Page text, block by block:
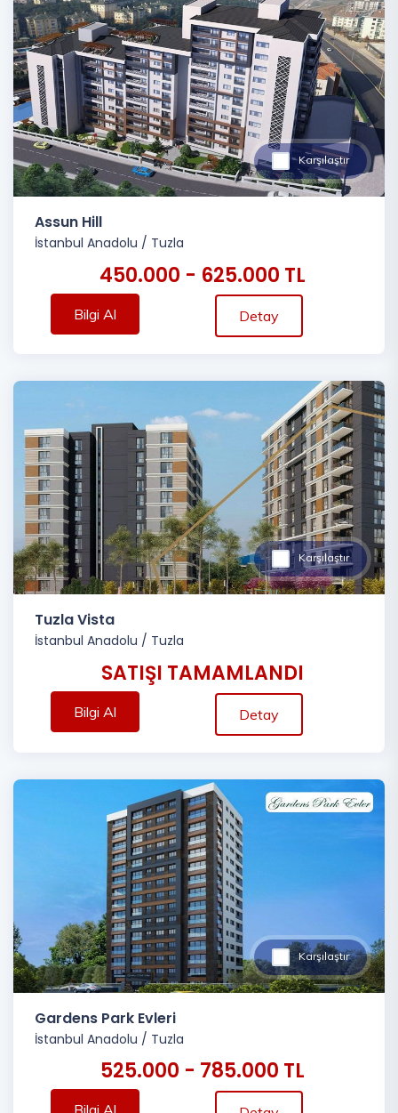
Karşılaştır
Assun Hill
İstanbul Anadolu / Tuzla
450.000 - 625.000 TL
Bilgi Al Detay
Karşılaştır
Tuzla Vista
İstanbul Anadolu / Tuzla
SATIŞI TAMAMLANDI
Bilgi Al Detay
Karşılaştır
Gardens Park Evleri
İstanbul Anadolu / Tuzla
525.000 - 785.000 TL